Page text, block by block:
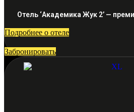
Отель ‘Академика Жук 2’ —
Подробнее о отеле
Забронировать